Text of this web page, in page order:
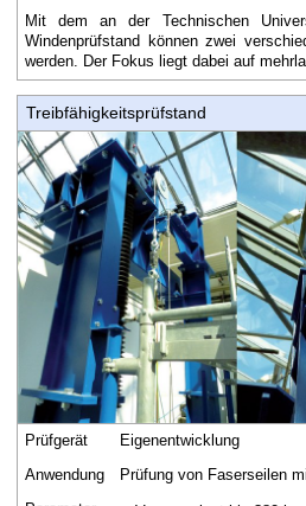
Mit dem an der Technischen
Windenprüfstand können zwei
werden. Der Fokus liegt dabei auf
Treibfähigkeitsprüfstand
Prüfgerät Eigenentwicklung
Anwendung Prüfung von Faserseilen